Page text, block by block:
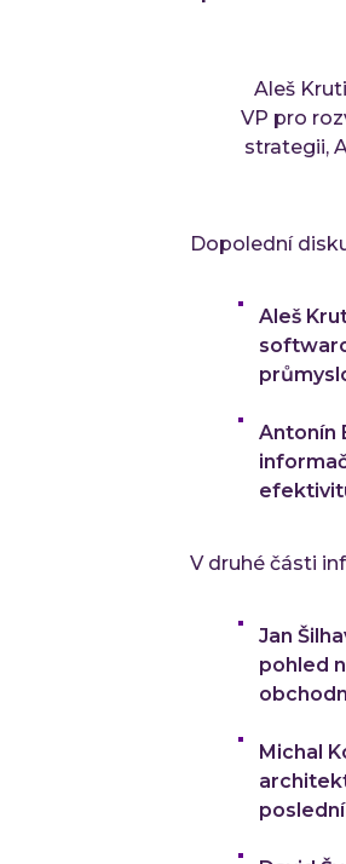
Aleš
VP pro
strategii,
Dopolední
Aleš
Antonín
V druhé části
Jan
pohled
Michal